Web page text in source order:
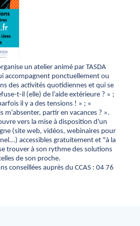
un atelier animé par TASDA
accompagnent ponctuellement ou
des activités quotidiennes et qui se
t-il (elle) de l’aide extérieure ? » ;
il y a des tensions ! » ; «
partir en vacances ? ».
vers la mise à disposition d'un
(site web, vidéos, webinaires pour
accessibles gratuitement et "à la
trouver à son rythme des solutions
de son proche.
conseillées auprès du CCAS : 04 76